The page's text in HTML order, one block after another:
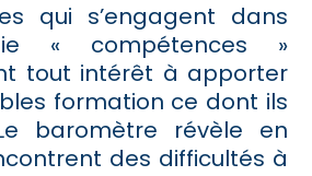
qui s’engagent dans
« compétences »
tout intérêt à apporter
formation ce dont ils
baromètre révèle en
des difficultés à